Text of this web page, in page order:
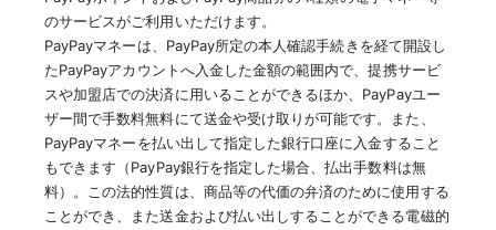
のサービスがご利用いただけます。
PayPayマネーは、PayPay所定の本人確認手続きを経て開設し
たPayPayアカウントへ入金した金額の範囲内で、提携サービ
スや加盟店での決済に用いることができるほか、PayPayユー
ザー間で手数料無料にて送金や受け取りが可能です。また、
PayPayマネーを払い出して指定した銀行口座に入金すること
もできます（PayPay銀行を指定した場合、払出手数料は無
料）。この法的性質は、商品等の代価の弁済のために使用する
ことができ、また送金および払い出しすることができる電磁的